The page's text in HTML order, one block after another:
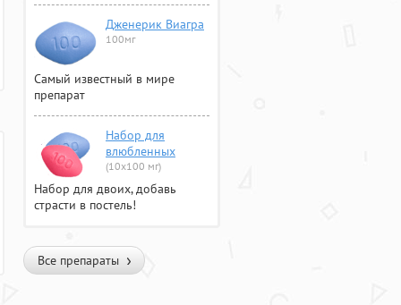
Дженерик Виагра
100мг
Самый известный в мире
препарат
Набор для
влюбленных
(10х100 мг)
Набор для двоих, добавь
страсти в постель!
Все препараты